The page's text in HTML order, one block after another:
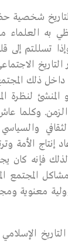
شخصية
به العلماء
تسللتم إلى
داخل ذلك
المنشئ لنظرة
وكلما
إنتاج الأمة
فإنه كان
المجتمع
معنوية